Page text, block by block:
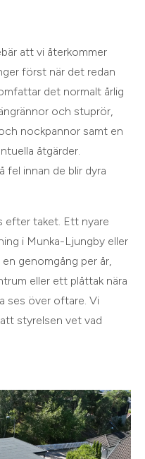
att vi återkommer
först när det redan
det normalt årlig
och stuprör,
nockpannor samt en
åtgärder.
fel innan de blir dyra
efter taket. Ett nyare
i Munka-Ljungby eller
genomgång per år,
eller ett plåttak nära
ses över oftare. Vi
styrelsen vet vad